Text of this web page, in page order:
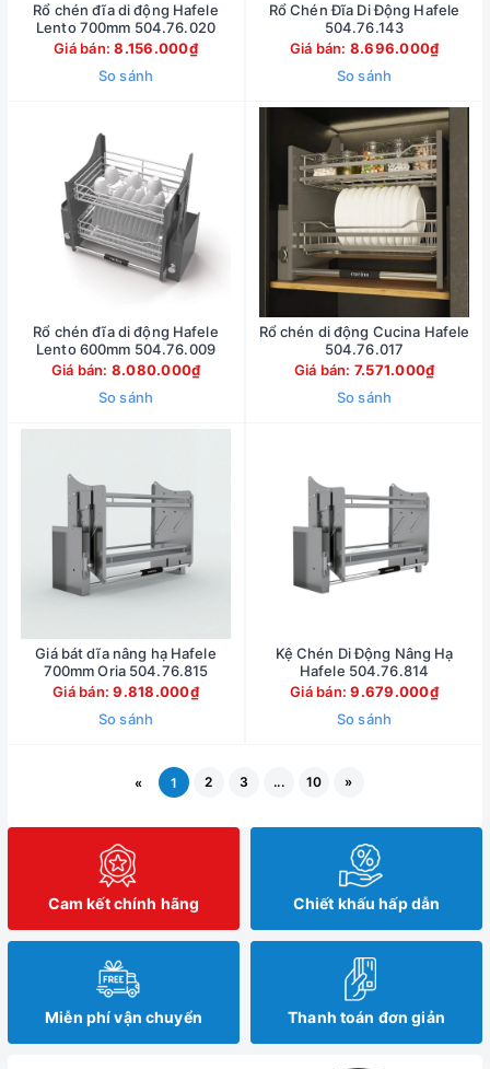
Rổ chén đĩa di động Hafele
Lento 700mm 504.76.020
Giá bán:8.156.000₫
So sánh
Rổ Chén Đĩa Di Động Hafele
504.76.143
Giá bán: 8.696.000₫
So sánh
Rổ chén đĩa di động Hafele
Lento 600mm 504.76.009
Giá bán: 8.080.000₫
So sánh
Rổ chén di động Cucina Hafele
504.76.017
Giá bán: 7.571.000₫
So sánh
Giá bát dĩa nâng hạ Hafele
700mm Oria 504.76.815
Giá bán:9.818.000₫
So sánh
Kệ Chén Di Động Nâng Hạ
Hafele 504.76.814
Giá bán:9.679.000₫
So sánh
« 1 2 3 ... 10 »
Cam kết chính hãng Chiết khấu hấp dẫn
Miễn phí vận chuyển Thanh toán đơn giản